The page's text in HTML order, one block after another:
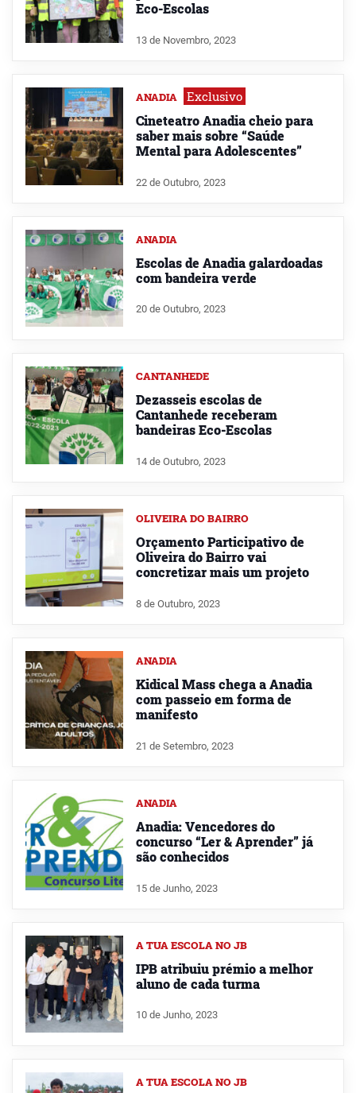
Eco-Escolas
13 de Novembro, 2023
ANADIA Exclusivo
Cineteatro Anadia cheio para
saber mais sobre “Saúde
Mental para Adolescentes”
22 de Outubro, 2023
ANADIA
Escolas de Anadia galardoadas
com bandeira verde
20 de Outubro, 2023
CANTANHEDE
Dezasseis escolas de
Cantanhede receberam
bandeiras Eco-Escolas
14 de Outubro, 2023
OLIVEIRA DO BAIRRO
Orçamento Participativo de
Oliveira do Bairro vai
concretizar mais um projeto
8 de Outubro, 2023
ANADIA
Kidical Mass chega a Anadia
com passeio em forma de
manifesto
21 de Setembro, 2023
ANADIA
Anadia: Vencedores do
concurso “Ler & Aprender” já
são conhecidos
15 de Junho, 2023
A TUA ESCOLA NO JB
IPB atribuiu prémio a melhor
aluno de cada turma
10 de Junho, 2023
A TUA ESCOLA NO JB